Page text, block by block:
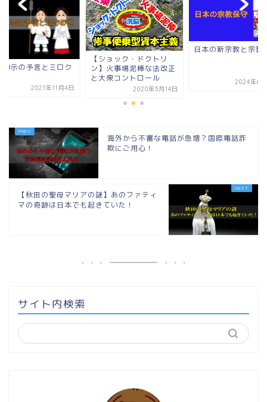
ョック・ドクトリ
火事場泥棒な法改正
2020年5月14日
日本の新宗教と宗教保守
2024年6月26日
海外から不審な電話が急増？国際電話詐
欺にご用心！
【秋田の聖母マリアの謎】あのファティ
マの奇跡は日本でも起きていた！
サイト内検索